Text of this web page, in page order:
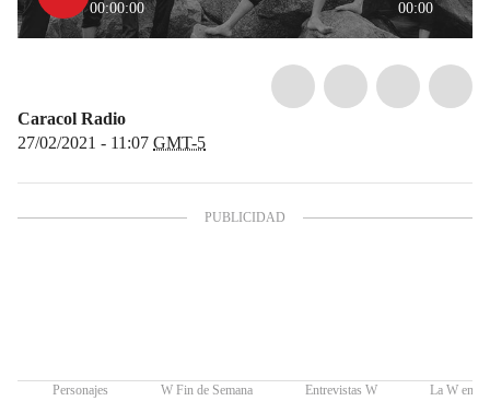
00:00:00 00:00
Caracol Radio
27/02/2021 - 11:07 GMT-5
Personajes W Fin de Semana Entrevistas W La W en